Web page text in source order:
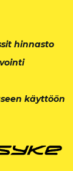
hinnasto
käyttöön